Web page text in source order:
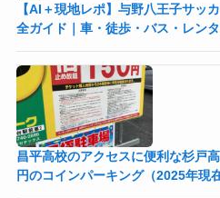
【AI＋現地レポ】与野八王子󠁣󠁴󠁿󠁣󠁴󠁿サッ
全ガイド｜車・徒歩・バス・レン
昌平高校のアクセスに便利な杉戸
円のコインパーキング（2025年現